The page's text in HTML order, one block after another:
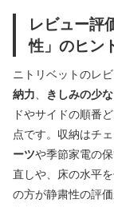
レビュー評
性」のヒン
ニトリベットのレ
納力、 きしみの少
ドやサイドの順番
点です。収納はチ
ーツや季節家電の
直しや、床の水平
の方が静粛性の評